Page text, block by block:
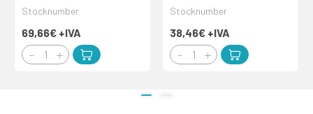
Stocknumber
69,66€ +IVA
Stocknumber
38,46€ +IVA